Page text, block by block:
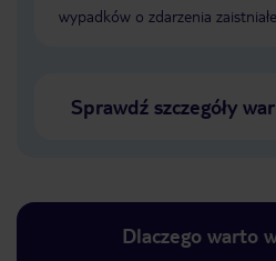
wypadków o zdarzenia
Sprawdź szczegóły
Dlaczego warto